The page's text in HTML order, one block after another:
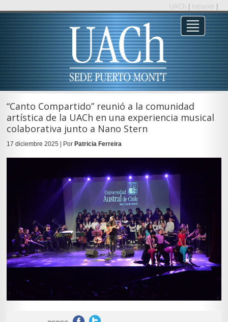
UACh Intranet
“Canto Compartido” reunió a la comunidad
artística de la UACh en una experiencia musical
colaborativa junto a Nano Stern
17 diciembre 2025 | Por Patricia Ferreira